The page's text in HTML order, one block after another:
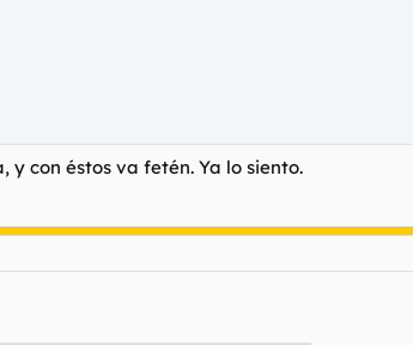
con éstos va fetén. Ya lo siento.